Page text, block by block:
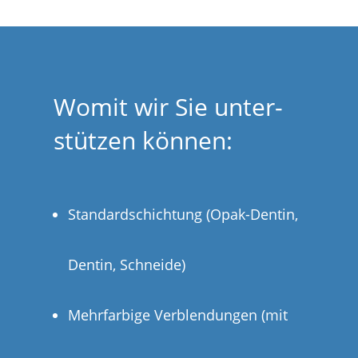
Womit wir Sie unter­
stüt­zen können:
Stan­dard­schich­tung (Opak-Den­tin,
Den­tin, Schneide)
Mehr­far­bi­ge Ver­blen­dun­gen (mit